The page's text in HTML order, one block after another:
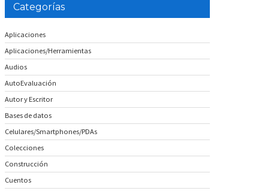
Categorías
Aplicaciones
Aplicaciones/Herramientas
Audios
AutoEvaluación
Autor y Escritor
Bases de datos
Celulares/Smartphones/PDAs
Colecciones
Construcción
Cuentos